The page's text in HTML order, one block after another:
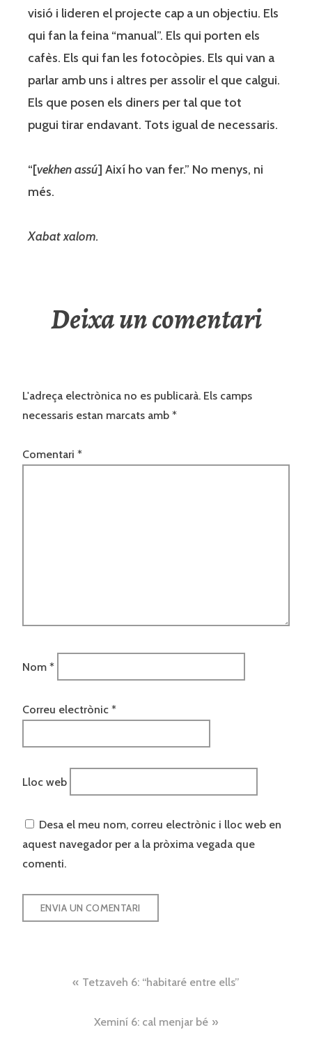
visió i lideren el projecte cap a un objectiu. Els
qui fan la feina “manual”. Els qui porten els
cafès. Els qui fan les fotocòpies. Els qui van a
parlar amb uns i altres per assolir el que calgui.
Els que posen els diners per tal que tot
pugui tirar endavant. Tots igual de necessaris.
“[vekhen assú] Així ho van fer.” No menys, ni
més.
Xabat xalom.
Deixa un comentari
L'adreça electrònica no es publicarà. Els camps
necessaris estan marcats amb *
Comentari *
Nom *
Correu electrònic *
Lloc web
Desa el meu nom, correu electrònic i lloc web en
aquest navegador per a la pròxima vegada que
comenti.
Navegació
d'entrades
Tetzaveh 6: “habitaré entre ells”
Xeminí 6: cal menjar bé